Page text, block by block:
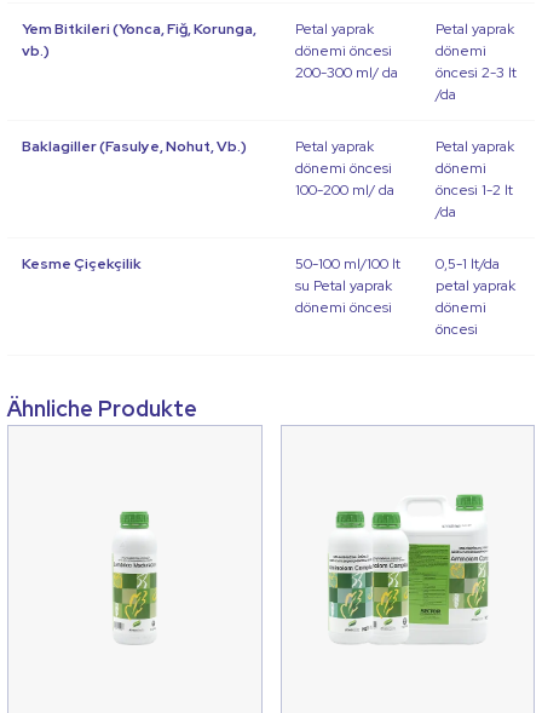
Yem Bitkileri (Yonca, Fiğ, Korunga,
vb.)
Petal yaprak
dönemi öncesi
200-300 ml/ da
Petal yaprak
dönemi
öncesi 2-3 lt
/da
Baklagiller (Fasulye, Nohut, Vb.)
Petal yaprak
dönemi öncesi
100-200 ml/ da
Petal yaprak
dönemi
öncesi 1-2 lt
/da
Kesme Çiçekçilik
50-100 ml/100 lt
su Petal yaprak
dönemi öncesi
0,5-1 lt/da
petal yaprak
dönemi
öncesi
Ähnliche Produkte